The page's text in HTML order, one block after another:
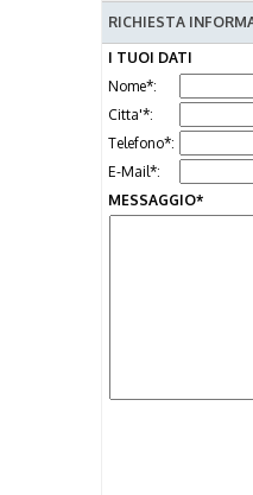
RICHIESTA
I TUOI DATI
Nome*:
Citta'*:
Telefono*:
E-Mail*:
MESSAGGIO*